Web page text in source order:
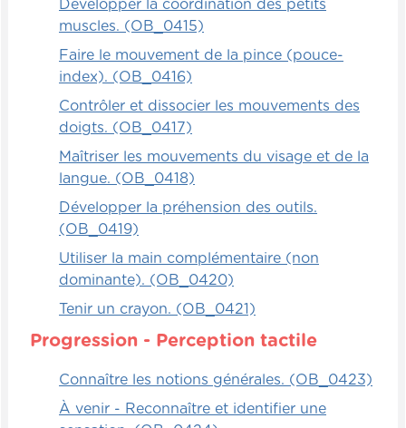
Développer la coordination des petits
muscles. (OB_0415)
Faire le mouvement de la pince (pouce-
index). (OB_0416)
Contrôler et dissocier les mouvements des
doigts. (OB_0417)
Maîtriser les mouvements du visage et de la
langue. (OB_0418)
Développer la préhension des outils.
(OB_0419)
Utiliser la main complémentaire (non
dominante). (OB_0420)
Tenir un crayon. (OB_0421)
Progression - Perception tactile
Connaître les notions générales. (OB_0423)
À venir - Reconnaître et identifier une